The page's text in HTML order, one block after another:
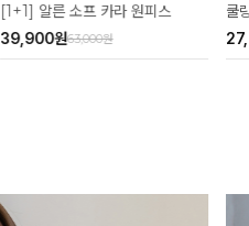
[1+1] 알른 소프 카라 원피스
63,000원
39,900원
쿨